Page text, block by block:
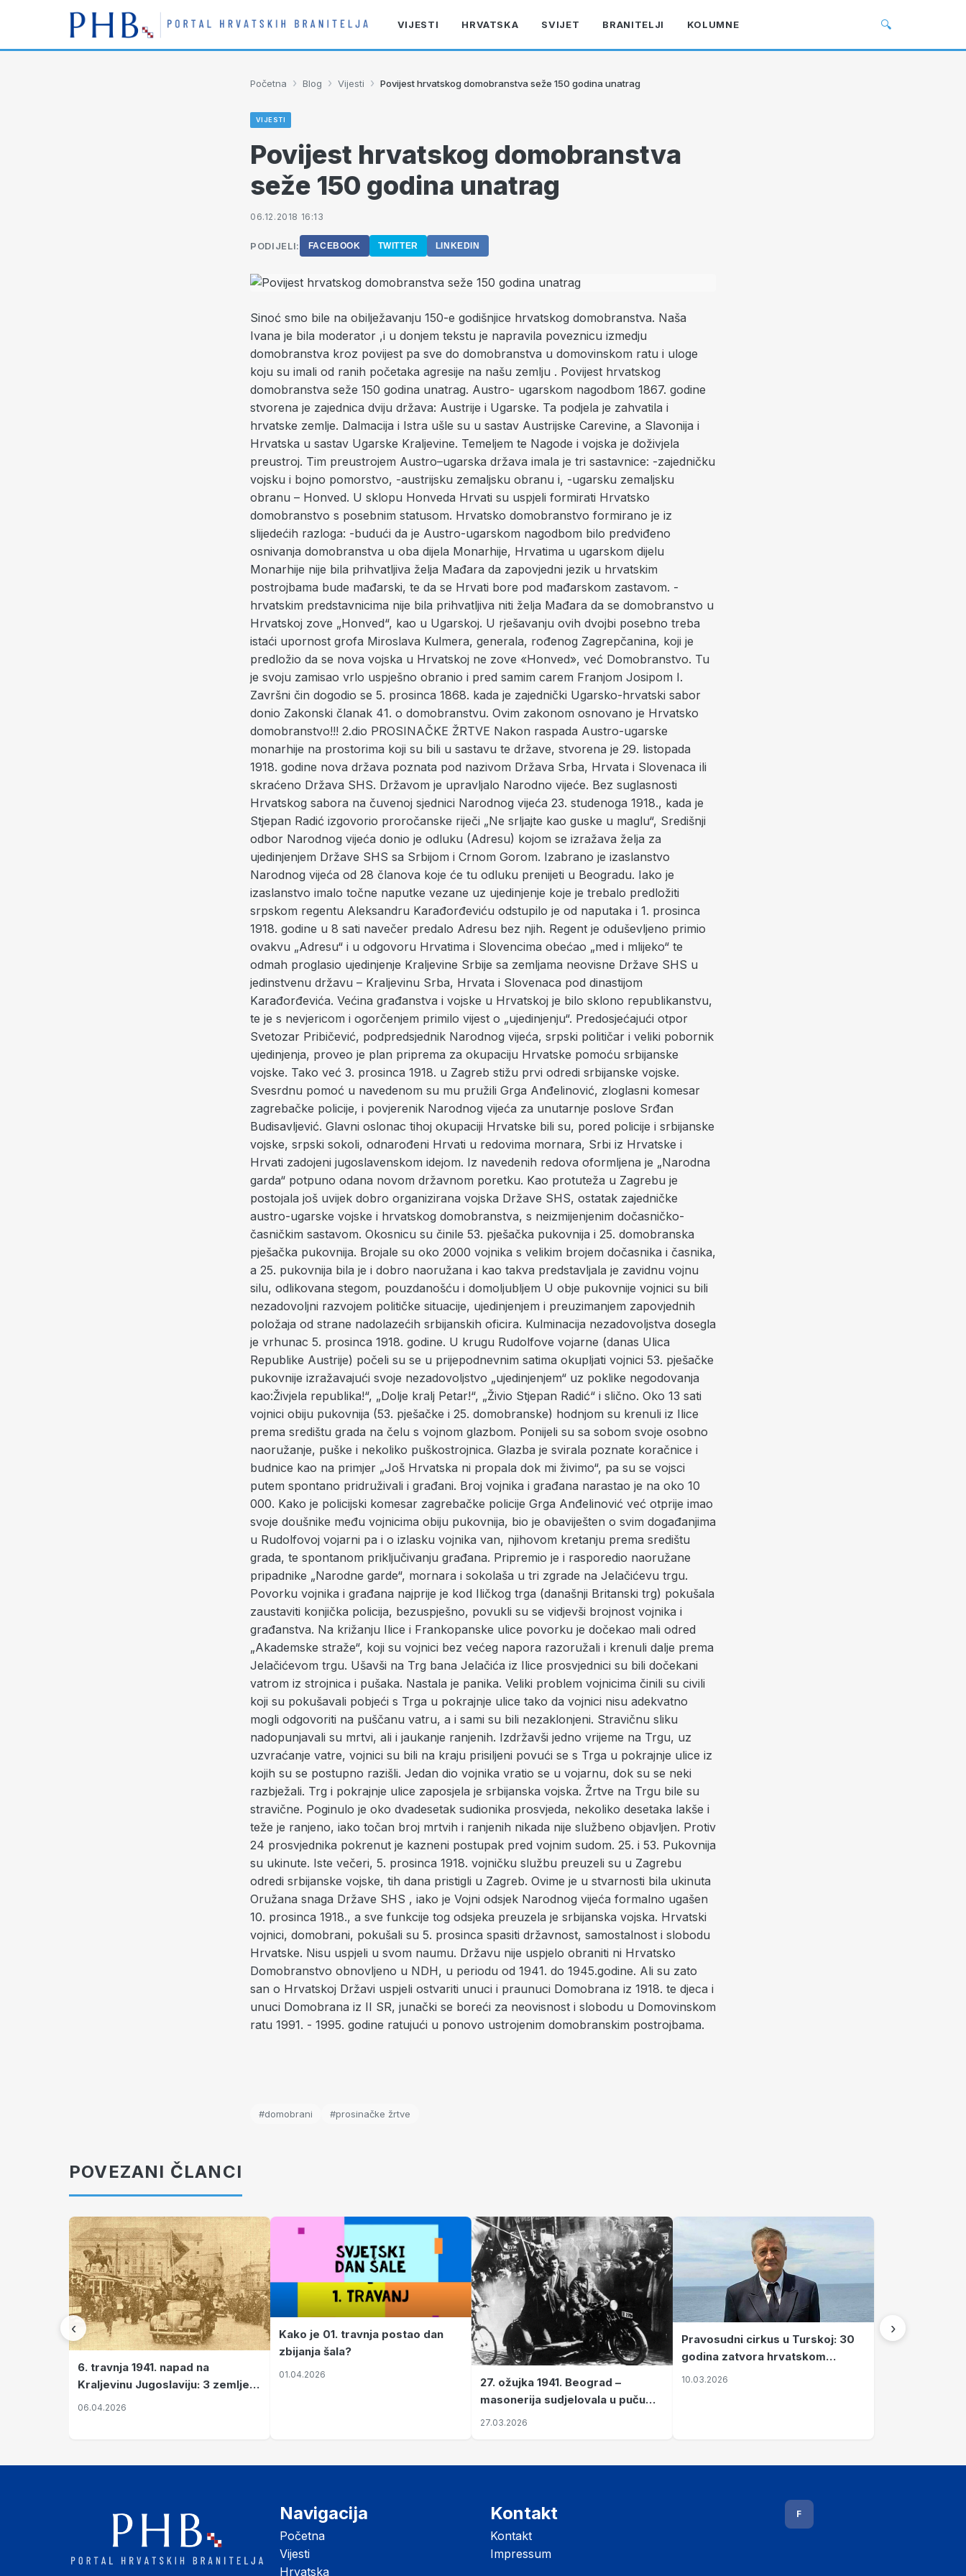
VIJESTI HRVATSKA SVIJET BRANITELJI KOLUMNE 🔍
Početna › Blog › Vijesti › Povijest hrvatskog domobranstva seže 150 godina unatrag
VIJESTI
Povijest hrvatskog domobranstva
seže 150 godina unatrag
06.12.2018 16:13
PODIJELI: FACEBOOK TWITTER LINKEDIN
Sinoć smo bile na obilježavanju 150-e godišnjice hrvatskog domobranstva. Naša
Ivana je bila moderator ,i u donjem tekstu je napravila poveznicu izmedju
domobranstva kroz povijest pa sve do domobranstva u domovinskom ratu i uloge
koju su imali od ranih početaka agresije na našu zemlju . Povijest hrvatskog
domobranstva seže 150 godina unatrag. Austro- ugarskom nagodbom 1867. godine
stvorena je zajednica dviju država: Austrije i Ugarske. Ta podjela je zahvatila i
hrvatske zemlje. Dalmacija i Istra ušle su u sastav Austrijske Carevine, a Slavonija i
Hrvatska u sastav Ugarske Kraljevine. Temeljem te Nagode i vojska je doživjela
preustroj. Tim preustrojem Austro–ugarska država imala je tri sastavnice: -zajedničku
vojsku i bojno pomorstvo, -austrijsku zemaljsku obranu i, -ugarsku zemaljsku
obranu – Honved. U sklopu Honveda Hrvati su uspjeli formirati Hrvatsko
domobranstvo s posebnim statusom. Hrvatsko domobranstvo formirano je iz
slijedećih razloga: -budući da je Austro-ugarskom nagodbom bilo predviđeno
osnivanja domobranstva u oba dijela Monarhije, Hrvatima u ugarskom dijelu
Monarhije nije bila prihvatljiva želja Mađara da zapovjedni jezik u hrvatskim
postrojbama bude mađarski, te da se Hrvati bore pod mađarskom zastavom. -
hrvatskim predstavnicima nije bila prihvatljiva niti želja Mađara da se domobranstvo u
Hrvatskoj zove „Honved“, kao u Ugarskoj. U rješavanju ovih dvojbi posebno treba
istaći upornost grofa Miroslava Kulmera, generala, rođenog Zagrepčanina, koji je
predložio da se nova vojska u Hrvatskoj ne zove «Honved», već Domobranstvo. Tu
je svoju zamisao vrlo uspješno obranio i pred samim carem Franjom Josipom I.
Završni čin dogodio se 5. prosinca 1868. kada je zajednički Ugarsko-hrvatski sabor
donio Zakonski članak 41. o domobranstvu. Ovim zakonom osnovano je Hrvatsko
domobranstvo!!! 2.dio PROSINAČKE ŽRTVE Nakon raspada Austro-ugarske
monarhije na prostorima koji su bili u sastavu te države, stvorena je 29. listopada
1918. godine nova država poznata pod nazivom Država Srba, Hrvata i Slovenaca ili
skraćeno Država SHS. Državom je upravljalo Narodno vijeće. Bez suglasnosti
Hrvatskog sabora na čuvenoj sjednici Narodnog vijeća 23. studenoga 1918., kada je
Stjepan Radić izgovorio proročanske riječi „Ne srljajte kao guske u maglu“, Središnji
odbor Narodnog vijeća donio je odluku (Adresu) kojom se izražava želja za
ujedinjenjem Države SHS sa Srbijom i Crnom Gorom. Izabrano je izaslanstvo
Narodnog vijeća od 28 članova koje će tu odluku prenijeti u Beogradu. Iako je
izaslanstvo imalo točne naputke vezane uz ujedinjenje koje je trebalo predložiti
srpskom regentu Aleksandru Karađorđeviću odstupilo je od naputaka i 1. prosinca
1918. godine u 8 sati navečer predalo Adresu bez njih. Regent je oduševljeno primio
ovakvu „Adresu“ i u odgovoru Hrvatima i Slovencima obećao „med i mlijeko“ te
odmah proglasio ujedinjenje Kraljevine Srbije sa zemljama neovisne Države SHS u
jedinstvenu državu – Kraljevinu Srba, Hrvata i Slovenaca pod dinastijom
Karađorđevića. Većina građanstva i vojske u Hrvatskoj je bilo sklono republikanstvu,
te je s nevjericom i ogorčenjem primilo vijest o „ujedinjenju“. Predosjećajući otpor
Svetozar Pribičević, podpredsjednik Narodnog vijeća, srpski političar i veliki pobornik
ujedinjenja, proveo je plan priprema za okupaciju Hrvatske pomoću srbijanske
vojske. Tako već 3. prosinca 1918. u Zagreb stižu prvi odredi srbijanske vojske.
Svesrdnu pomoć u navedenom su mu pružili Grga Anđelinović, zloglasni komesar
zagrebačke policije, i povjerenik Narodnog vijeća za unutarnje poslove Srđan
Budisavljević. Glavni oslonac tihoj okupaciji Hrvatske bili su, pored policije i srbijanske
vojske, srpski sokoli, odnarođeni Hrvati u redovima mornara, Srbi iz Hrvatske i
Hrvati zadojeni jugoslavenskom idejom. Iz navedenih redova oformljena je „Narodna
garda“ potpuno odana novom državnom poretku. Kao protuteža u Zagrebu je
postojala još uvijek dobro organizirana vojska Države SHS, ostatak zajedničke
austro-ugarske vojske i hrvatskog domobranstva, s neizmijenjenim dočasničko-
časničkim sastavom. Okosnicu su činile 53. pješačka pukovnija i 25. domobranska
pješačka pukovnija. Brojale su oko 2000 vojnika s velikim brojem dočasnika i časnika,
a 25. pukovnija bila je i dobro naoružana i kao takva predstavljala je zavidnu vojnu
silu, odlikovana stegom, pouzdanošću i domoljubljem U obje pukovnije vojnici su bili
nezadovoljni razvojem političke situacije, ujedinjenjem i preuzimanjem zapovjednih
položaja od strane nadolazećih srbijanskih oficira. Kulminacija nezadovoljstva dosegla
je vrhunac 5. prosinca 1918. godine. U krugu Rudolfove vojarne (danas Ulica
Republike Austrije) počeli su se u prijepodnevnim satima okupljati vojnici 53. pješačke
pukovnije izražavajući svoje nezadovoljstvo „ujedinjenjem“ uz poklike negodovanja
kao:Živjela republika!“, „Dolje kralj Petar!“, „Živio Stjepan Radić“ i slično. Oko 13 sati
vojnici obiju pukovnija (53. pješačke i 25. domobranske) hodnjom su krenuli iz Ilice
prema središtu grada na čelu s vojnom glazbom. Ponijeli su sa sobom svoje osobno
naoružanje, puške i nekoliko puškostrojnica. Glazba je svirala poznate koračnice i
budnice kao na primjer „Još Hrvatska ni propala dok mi živimo“, pa su se vojsci
putem spontano pridruživali i građani. Broj vojnika i građana narastao je na oko 10
000. Kako je policijski komesar zagrebačke policije Grga Anđelinović već otprije imao
svoje doušnike među vojnicima obiju pukovnija, bio je obaviješten o svim događanjima
u Rudolfovoj vojarni pa i o izlasku vojnika van, njihovom kretanju prema središtu
grada, te spontanom priključivanju građana. Pripremio je i rasporedio naoružane
pripadnike „Narodne garde“, mornara i sokolaša u tri zgrade na Jelačićevu trgu.
Povorku vojnika i građana najprije je kod Iličkog trga (današnji Britanski trg) pokušala
zaustaviti konjička policija, bezuspješno, povukli su se vidjevši brojnost vojnika i
građanstva. Na križanju Ilice i Frankopanske ulice povorku je dočekao mali odred
„Akademske straže“, koji su vojnici bez većeg napora razoružali i krenuli dalje prema
Jelačićevom trgu. Ušavši na Trg bana Jelačića iz Ilice prosvjednici su bili dočekani
vatrom iz strojnica i pušaka. Nastala je panika. Veliki problem vojnicima činili su civili
koji su pokušavali pobjeći s Trga u pokrajnje ulice tako da vojnici nisu adekvatno
mogli odgovoriti na puščanu vatru, a i sami su bili nezaklonjeni. Stravičnu sliku
nadopunjavali su mrtvi, ali i jaukanje ranjenih. Izdržavši jedno vrijeme na Trgu, uz
uzvraćanje vatre, vojnici su bili na kraju prisiljeni povući se s Trga u pokrajnje ulice iz
kojih su se postupno razišli. Jedan dio vojnika vratio se u vojarnu, dok su se neki
razbježali. Trg i pokrajnje ulice zaposjela je srbijanska vojska. Žrtve na Trgu bile su
stravične. Poginulo je oko dvadesetak sudionika prosvjeda, nekoliko desetaka lakše i
teže je ranjeno, iako točan broj mrtvih i ranjenih nikada nije službeno objavljen. Protiv
24 prosvjednika pokrenut je kazneni postupak pred vojnim sudom. 25. i 53. Pukovnija
su ukinute. Iste večeri, 5. prosinca 1918. vojničku službu preuzeli su u Zagrebu
odredi srbijanske vojske, tih dana pristigli u Zagreb. Ovime je u stvarnosti bila ukinuta
Oružana snaga Države SHS , iako je Vojni odsjek Narodnog vijeća formalno ugašen
10. prosinca 1918., a sve funkcije tog odsjeka preuzela je srbijanska vojska. Hrvatski
vojnici, domobrani, pokušali su 5. prosinca spasiti državnost, samostalnost i slobodu
Hrvatske. Nisu uspjeli u svom naumu. Državu nije uspjelo obraniti ni Hrvatsko
Domobranstvo obnovljeno u NDH, u periodu od 1941. do 1945.godine. Ali su zato
san o Hrvatskoj Državi uspjeli ostvariti unuci i praunuci Domobrana iz 1918. te djeca i
unuci Domobrana iz II SR, junački se boreći za neovisnost i slobodu u Domovinskom
ratu 1991. - 1995. godine ratujući u ponovo ustrojenim domobranskim postrojbama.
#domobrani #prosinačke žrtve
POVEZANI ČLANCI
‹
6. travnja 1941. napad na
Kraljevinu Jugoslaviju: 3 zemlje
nastale njenim raspadom
06.04.2026
Kako je 01. travnja postao dan
zbijanja šala?
01.04.2026
27. ožujka 1941. Beograd –
masonerija sudjelovala u puču
koji je Jugoslaviju odveo u krvavi
27.03.2026
Pravosudni cirkus u Turskoj: 30
godina zatvora hrvatskom
kapetanu kojeg su sami pustili
10.03.2026
›
Navigacija
Početna
Vijesti
Hrvatska
Kontakt
Kontakt
Impressum
F